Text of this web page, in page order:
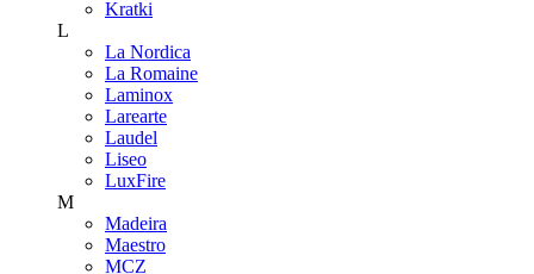
Kratki
L
La Nordica
La Romaine
Laminox
Larearte
Laudel
Liseo
LuxFire
M
Madeira
Maestro
MCZ